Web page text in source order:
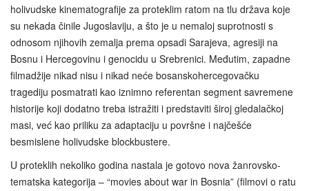
holivudske kinematografije za proteklim ratom na tlu država koje
su nekada činile Jugoslaviju, a što je u nemaloj suprotnosti s
odnosom njihovih zemalja prema opsadi Sarajeva, agresiji na
Bosnu i Hercegovinu i genocidu u Srebrenici. Međutim, zapadne
filmadžije nikad nisu i nikad neće bosanskohercegovačku
tragediju posmatrati kao iznimno referentan segment savremene
historije koji dodatno treba istražiti i predstaviti široj gledalačkoj
masi, već kao priliku za adaptaciju u površne i najčešće
besmislene holivudske blockbustere.
U proteklih nekoliko godina nastala je gotovo nova žanrovsko-
tematska kategorija – “movies about war in Bosnia” (filmovi o ratu